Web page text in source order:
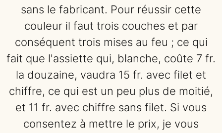
sans le fabricant. Pour réussir cette
couleur il faut trois couches et par
conséquent trois mises au feu ; ce qui
fait que l'assiette qui, blanche, coûte 7 fr.
la douzaine, vaudra 15 fr. avec filet et
chiffre, ce qui est un peu plus de moitié,
et 11 fr. avec chiffre sans filet. Si vous
consentez à mettre le prix, je vous